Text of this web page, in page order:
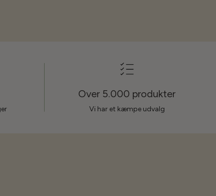
Over 5.000 produkter
Vi har et kæmpe udvalg